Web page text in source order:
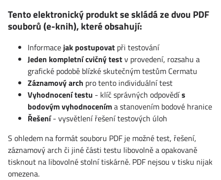
Tento elektronický produkt se skládá ze dvou PDF
souborů (e-knih), které obsahují:
Informace jak postupovat při testování
Jeden kompletní cvičný testv provedení, rozsahu a
grafické podobě blízké skutečným testům Cermatu
Záznamový arch pro tento individuální test
Vyhodnocení testu - klíč správných odpovědís
bodovým vyhodnoceníma stanovením bodové hranice
Řešení- vysvětlení řešení testových úloh
S ohledem na formát souboru PDF je možné test, řešení,
záznamový arch či jiné části testu libovolně a opakovaně
tisknout na libovolné stolní tiskárně. PDF nejsou v tisku nijak
omezena.